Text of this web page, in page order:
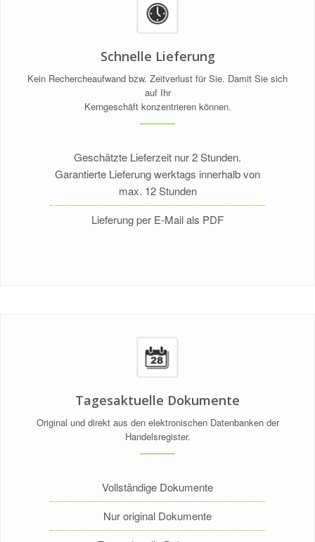
Schnelle Lieferung
Kein Rechercheaufwand bzw. Zeitverlust für Sie. Damit Sie sich
auf Ihr
Kerngeschäft konzentrieren können.
Geschätzte Lieferzeit nur 2 Stunden.
Garantierte Lieferung werktags innerhalb von
max. 12 Stunden
Lieferung per E-Mail als PDF
Tagesaktuelle Dokumente
Original und direkt aus den elektronischen Datenbanken der
Handelsregister.
Vollständige Dokumente
Nur original Dokumente